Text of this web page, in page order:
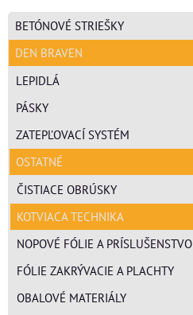
BETÓNOVÉ STRIEŠKY
DEN BRAVEN
LEPIDLÁ
PÁSKY
ZATEPĽOVACÍ SYSTÉM
OSTATNÉ
ČISTIACE OBRÚSKY
KOTVIACA TECHNIKA
NOPOVÉ FÓLIE A PRÍSLUŠENSTVO
FÓLIE ZAKRÝVACIE A PLACHTY
OBALOVÉ MATERIÁLY